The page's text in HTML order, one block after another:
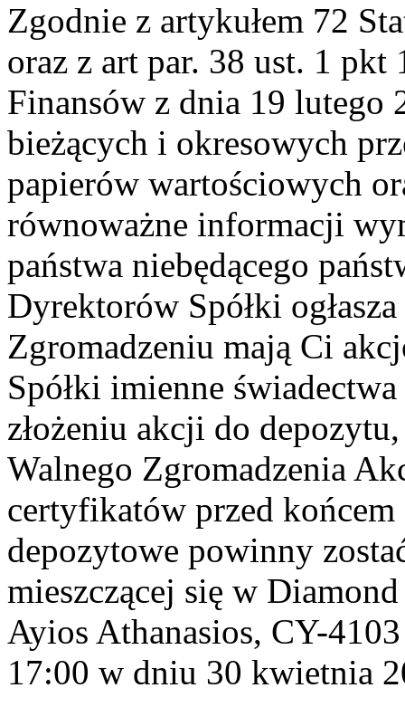
Zgodnie z artykułem 72
oraz z art par. 38 ust. 1
Finansów z dnia 19 lutego
bieżących i okresowych
papierów wartościowych
równoważne informacji
państwa niebędącego
Dyrektorów Spółki
Zgromadzeniu mają Ci
Spółki imienne
złożeniu akcji do
Walnego Zgromadzenia
certyfikatów przed
depozytowe powinny
mieszczącej się w
Ayios Athanasios, CY-
17:00 w dniu 30 kwietnia